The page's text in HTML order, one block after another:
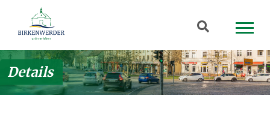
Zum Hauptinhalt springen
Suchbegriff
Details